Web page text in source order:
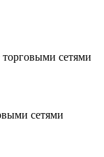
сетями
сетями